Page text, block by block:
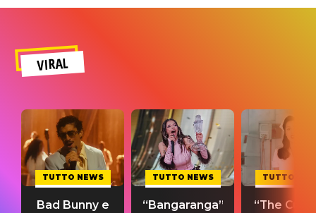
VIRAL
TUTTO NEWS
Bad Bunny e
TUTTO NEWS
“Bangaranga”
TUTTO
“The